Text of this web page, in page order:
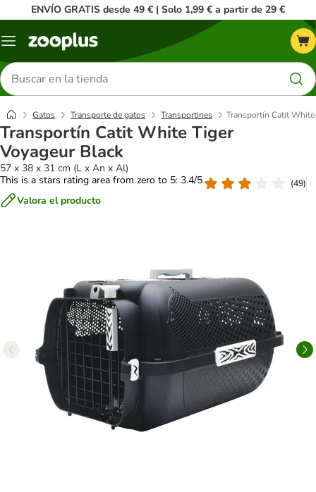
ENVÍO GRATIS desde 49 € | Solo 1,99 € a partir de 29 €
Menú
Buscar
productos
Gatos Transporte de gatos Transportines Transportín Catit
Transportín Catit White Tiger
Voyageur Black
57 x 38 x 31 cm (L x An x Al)
This is a stars rating area from zero to 5: 3.4/5
(49)
Valora el producto